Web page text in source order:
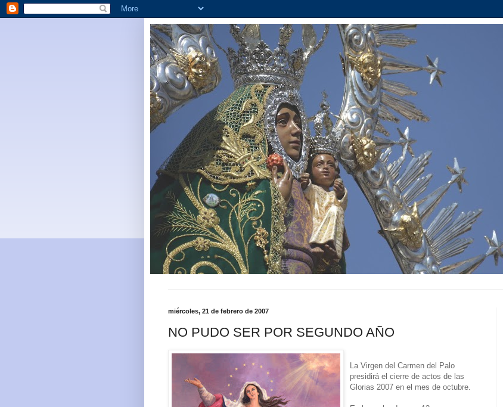
miércoles, 21 de febrero de 2007
NO PUDO SER POR SEGUNDO AÑO
La Virgen del Carmen del Palo
presidirá el cierre de actos de las
Glorias 2007 en el mes de octubre.